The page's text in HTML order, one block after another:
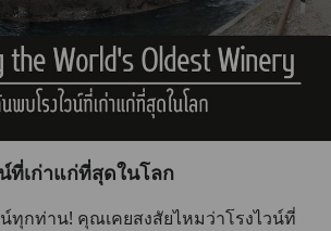
ที่เก่าแก่ที่สุดในโลก
ทุกท่าน! คุณเคยสงสัยไหมว่าโรงไวน์ที่